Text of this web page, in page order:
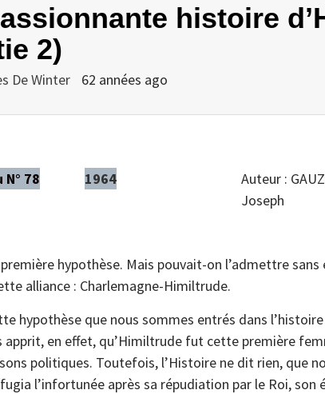
histoire
2)
De Winter 62 années ago
78 1964
Auteur :
Joseph
première hypothèse. Mais pouvait-on l’admettre
alliance : Charlemagne-Himiltrude.
hypothèse que nous sommes entrés dans
apprit, en effet, qu’Himiltrude fut cette première
politiques. Toutefois, l’Histoire ne dit rien, que
l’infortunée après sa répudiation par le Roi, son